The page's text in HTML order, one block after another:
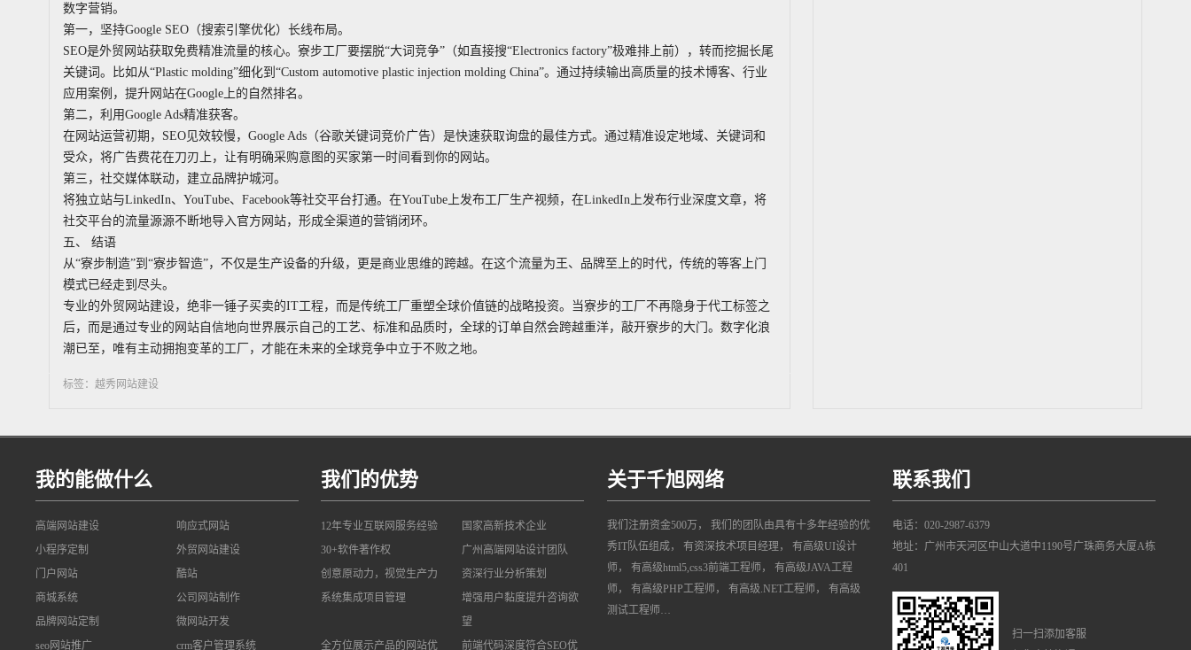
数字营销。
第一，坚持Google SEO（搜索引擎优化）长线布局。
SEO是外贸网站获取免费精准流量的核心。寮步工厂要摆脱“大词竞争”（如直接搜“Electronics factory”极难排上前），转而挖掘长尾
关键词。比如从“Plastic molding”细化到“Custom automotive plastic injection molding China”。通过持续输出高质量的技术博客、行业
应用案例，提升网站在Google上的自然排名。
第二，利用Google Ads精准获客。
在网站运营初期，SEO见效较慢，Google Ads（谷歌关键词竞价广告）是快速获取询盘的最佳方式。通过精准设定地域、关键词和
受众，将广告费花在刀刃上，让有明确采购意图的买家第一时间看到你的网站。
第三，社交媒体联动，建立品牌护城河。
将独立站与LinkedIn、YouTube、Facebook等社交平台打通。在YouTube上发布工厂生产视频，在LinkedIn上发布行业深度文章，将
社交平台的流量源源不断地导入官方网站，形成全渠道的营销闭环。
五、 结语
从“寮步制造”到“寮步智造”，不仅是生产设备的升级，更是商业思维的跨越。在这个流量为王、品牌至上的时代，传统的等客上门
模式已经走到尽头。
专业的外贸网站建设，绝非一锤子买卖的IT工程，而是传统工厂重塑全球价值链的战略投资。当寮步的工厂不再隐身于代工标签之
后，而是通过专业的网站自信地向世界展示自己的工艺、标准和品质时，全球的订单自然会跨越重洋，敲开寮步的大门。数字化浪
潮已至，唯有主动拥抱变革的工厂，才能在未来的全球竞争中立于不败之地。
标签：越秀网站建设
我的能做什么
高端网站建设
响应式网站
小程序定制
外贸网站建设
门户网站
酷站
商城系统
公司网站制作
品牌网站定制
微网站开发
seo网站推广
crm客户管理系统
我们的优势
12年专业互联网服务经验
国家高新技术企业
30+软件著作权
广州高端网站设计团队
创意原动力，视觉生产力
资深行业分析策划
系统集成项目管理
增强用户黏度提升咨询欲
望
全方位展示产品的网站优
前端代码深度符合SEO优
关于千旭网络
我们注册资金500万， 我们的团队由具有十多年经验的优
秀IT队伍组成， 有资深技术项目经理， 有高级UI设计
师， 有高级html5,css3前端工程师， 有高级JAVA工程
师， 有高级PHP工程师， 有高级.NET工程师， 有高级
测试工程师…
联系我们
电话：020-2987-6379
地址：广州市天河区中山大道中1190号广珠商务大厦A栋
401
扫一扫添加客服